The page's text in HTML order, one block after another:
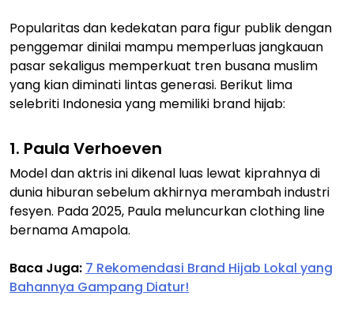
Popularitas dan kedekatan para figur publik dengan
penggemar dinilai mampu memperluas jangkauan
pasar sekaligus memperkuat tren busana muslim
yang kian diminati lintas generasi. Berikut lima
selebriti Indonesia yang memiliki brand hijab:
1. Paula Verhoeven
Model dan aktris ini dikenal luas lewat kiprahnya di
dunia hiburan sebelum akhirnya merambah industri
fesyen. Pada 2025, Paula meluncurkan clothing line
bernama Amapola.
Baca Juga: 7 Rekomendasi Brand Hijab Lokal yang
Bahannya Gampang Diatur!